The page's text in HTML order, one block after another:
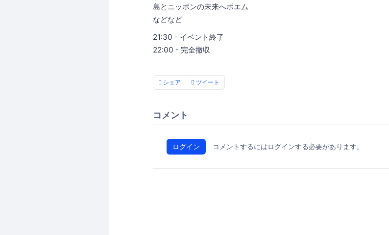
島とニッポンの未来へポエム
などなど
21:30 - イベント終了
22:00 - 完全撤収
シェア ツイート
コメント
ログイン コメントするにはログインする必要があります。